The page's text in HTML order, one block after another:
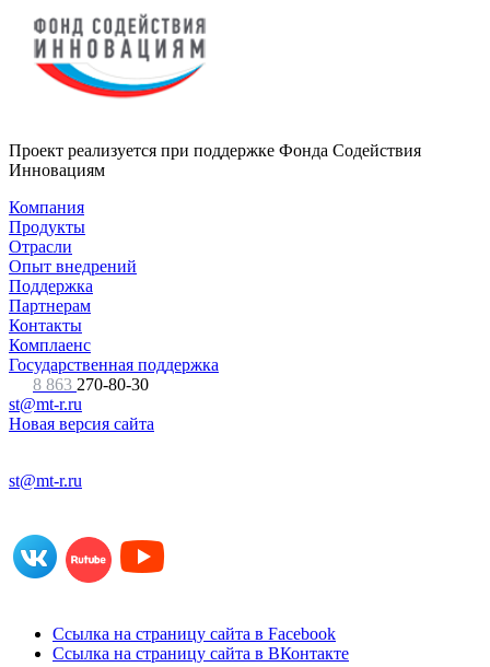
Проект реализуется при поддержке Фонда Содействия
Инновациям
Компания
Продукты
Отрасли
Опыт внедрений
Поддержка
Партнерам
Контакты
Комплаенс
Государственная поддержка
8 863 270-80-30
st@mt-r.ru
Новая версия сайта
st@mt-r.ru
Ссылка на страницу сайта в Facebook
Ссылка на страницу сайта в ВКонтакте